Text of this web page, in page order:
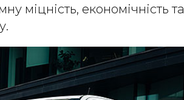
міцність, економічність та